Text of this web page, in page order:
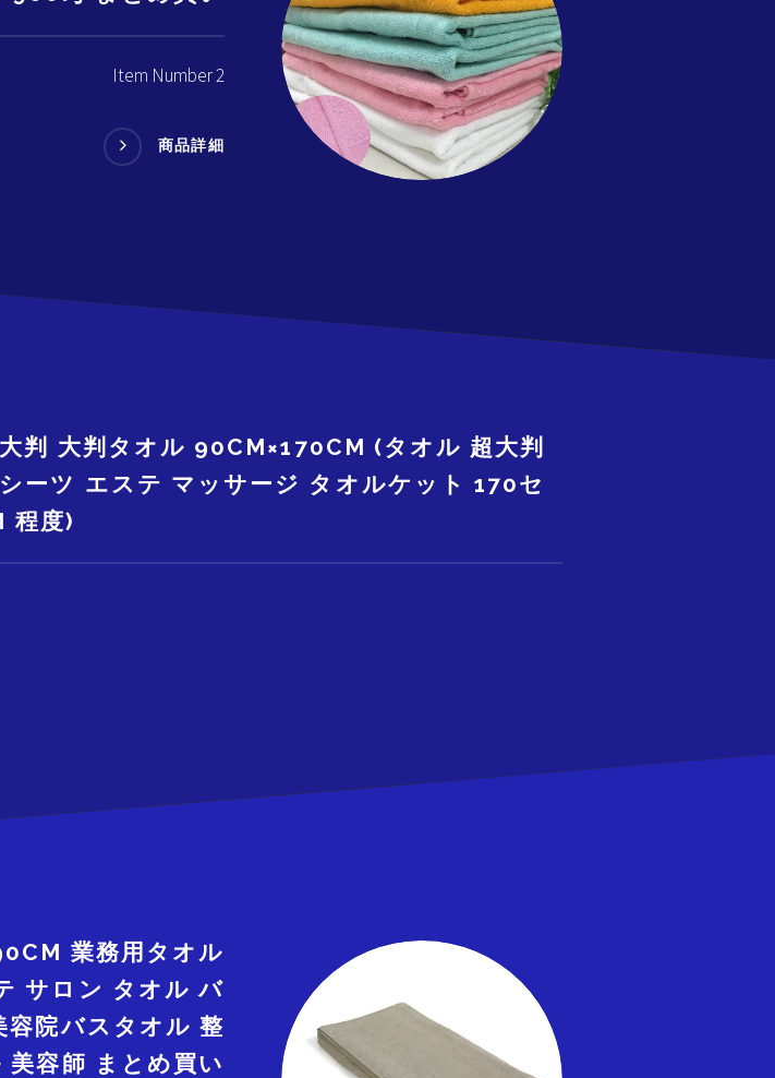
Item Number 2
商品詳細
判 大判タオル 90CM×170CM (タオル 超大判
ーツ エステ マッサージ タオルケット 170セ
程度)
業務用タオル
サロン タオル バ
院バスタオル 整
容師 まとめ買い